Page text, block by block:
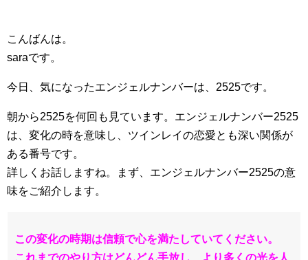
こんばんは。
saraです。
今日、気になったエンジェルナンバーは、2525です。
朝から2525を何回も見ています。エンジェルナンバー2525
は、変化の時を意味し、ツインレイの恋愛とも深い関係が
ある番号です。
詳しくお話しますね。まず、エンジェルナンバー2525の意
味をご紹介します。
この変化の時期は信頼で心を満たしていてください。
これまでのやり方はどんどん手放し、より多くの光を人